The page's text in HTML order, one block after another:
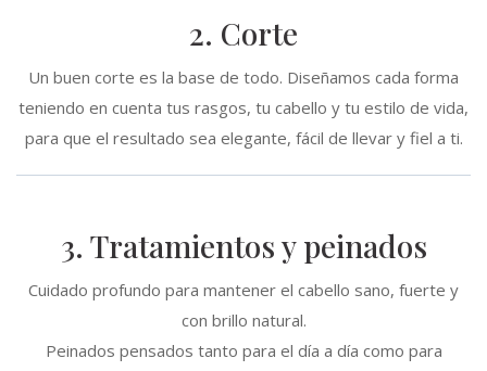
2. Corte
Un buen corte es la base de todo. Diseñamos cada forma
teniendo en cuenta tus rasgos, tu cabello y tu estilo de vida,
para que el resultado sea elegante, fácil de llevar y fiel a ti.
3. Tratamientos y peinados
Cuidado profundo para mantener el cabello sano, fuerte y
con brillo natural.
Peinados pensados tanto para el día a día como para